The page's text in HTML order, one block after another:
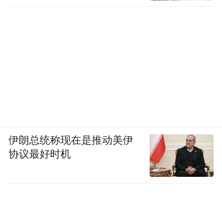
伊朗总统称现在是推动美伊
协议最好时机